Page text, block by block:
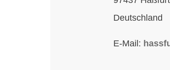
Deutschland
E-Mail: